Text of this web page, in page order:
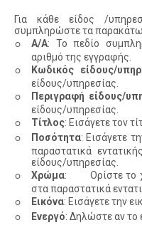
Για κάθε είδος /
συμπληρώστε τα παρακάτω
◦ Α/Α: Το πεδίο
αριθμό της εγγραφής.
◦ Κωδικός είδους/
είδους/υπηρεσίας.
◦ Περιγραφή είδους/
είδους/υπηρεσίας.
◦ Τίτλος: Εισάγετε τον
◦ Ποσότητα: Εισάγετε
παραστατικά
είδους/υπηρεσίας.
◦ Χρώμα: Ορίστε το
στα παραστατικά
◦ Εικόνα: Εισάγετε την
◦ Ενεργό: Δηλώστε αν το